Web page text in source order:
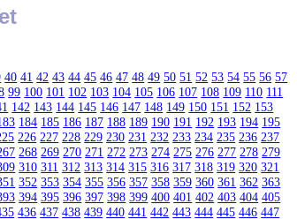
40 41 42 43 44 45 46 47 48 49 50 51 52 53 54 55 56 57
99 100 101 102 103 104 105 106 107 108 109 110 111
142 143 144 145 146 147 148 149 150 151 152 153
184 185 186 187 188 189 190 191 192 193 194 195
226 227 228 229 230 231 232 233 234 235 236 237
268 269 270 271 272 273 274 275 276 277 278 279
310 311 312 313 314 315 316 317 318 319 320 321
352 353 354 355 356 357 358 359 360 361 362 363
394 395 396 397 398 399 400 401 402 403 404 405
436 437 438 439 440 441 442 443 444 445 446 447